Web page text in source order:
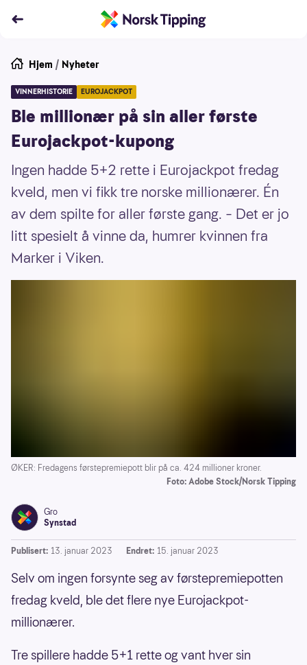
Hjem / Nyheter
VINNERHISTORIE EUROJACKPOT
Ble millionær på sin aller første
Eurojackpot-kupong
Ingen hadde 5+2 rette i Eurojackpot fredag
kveld, men vi fikk tre norske millionærer. Én
av dem spilte for aller første gang. – Det er jo
litt spesielt å vinne da, humrer kvinnen fra
Marker i Viken.
ØKER: Fredagens førstepremiepott blir på ca. 424 millioner kroner.
Foto: Adobe Stock/Norsk Tipping
Gro
Synstad
Publisert: 13. januar 2023 Endret: 15. januar 2023
Selv om ingen forsynte seg av førstepremiepotten
fredag kveld, ble det flere nye Eurojackpot-
millionærer.
Tre spillere hadde 5+1 rette og vant hver sin